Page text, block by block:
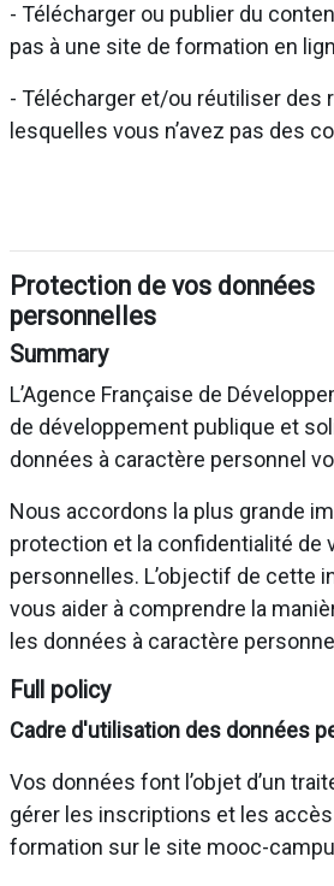
- Télécharger ou publier du
pas à une site de formation en
- Télécharger et/ou réutiliser des
lesquelles vous n’avez pas des
Protection de vos données
personnelles
Summary
L’Agence Française de
de développement publique et
données à caractère personnel
Nous accordons la plus grande
protection et la confidentialité de
personnelles. L’objectif de cette
vous aider à comprendre la
les données à caractère
Full policy
Cadre d'utilisation des données
Vos données font l’objet d’un
gérer les inscriptions et les
formation sur le site mooc-